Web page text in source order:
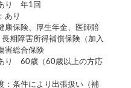
り 年1回
あり
康保険、厚生年金、医師賠
期障害所得補償保険（加入
害総合保険
り 60歳（60歳以上の方応
：条件により出張扱い（補